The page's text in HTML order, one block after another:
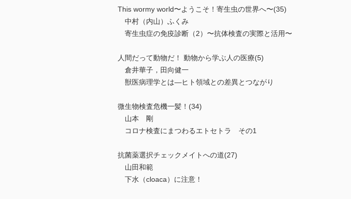
This wormy world〜ようこそ！寄生虫の世界へ〜(35)
中村（内山）ふくみ
寄生虫症の免疫診断（2）〜抗体検査の実際と活用〜
人間だって動物だ！ 動物から学ぶ人の医療(5)
倉井華子，田向健一
獣医病理学とは―ヒト領域との差異とつながり
微生物検査危機一髪！(34)
山本 剛
コロナ検査にまつわるエトセトラ その1
抗菌薬選択チェックメイトへの道(27)
山田和範
下水（cloaca）に注意！